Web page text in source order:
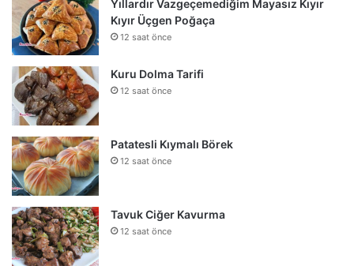
Yıllardır Vazgeçemediğim Mayasız Kıyır
Kıyır Üçgen Poğaça
12 saat önce
Kuru Dolma Tarifi
12 saat önce
Patatesli Kıymalı Börek
12 saat önce
Tavuk Ciğer Kavurma
12 saat önce